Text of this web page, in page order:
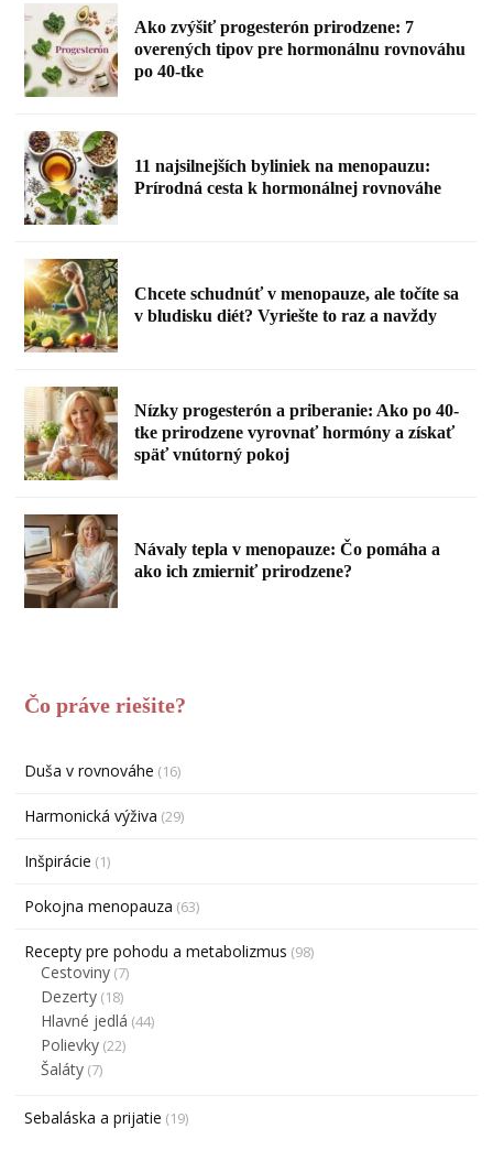
Ako zvýšiť progesterón prirodzene: 7
overených tipov pre hormonálnu rovnováhu
po 40-tke
11 najsilnejších byliniek na menopauzu:
Prírodná cesta k hormonálnej rovnováhe
Chcete schudnúť v menopauze, ale točíte sa
v bludisku diét? Vyriešte to raz a navždy
Nízky progesterón a priberanie: Ako po 40-
tke prirodzene vyrovnať hormóny a získať
späť vnútorný pokoj
Návaly tepla v menopauze: Čo pomáha a
ako ich zmierniť prirodzene?
Čo práve riešite?
Duša v rovnováhe (16)
Harmonická výživa (29)
Inšpirácie (1)
Pokojna menopauza (63)
Recepty pre pohodu a metabolizmus (98)
Cestoviny (7)
Dezerty (18)
Hlavné jedlá (44)
Polievky (22)
Šaláty (7)
Sebaláska a prijatie (19)